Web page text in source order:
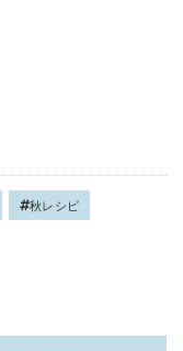
秋レシピ